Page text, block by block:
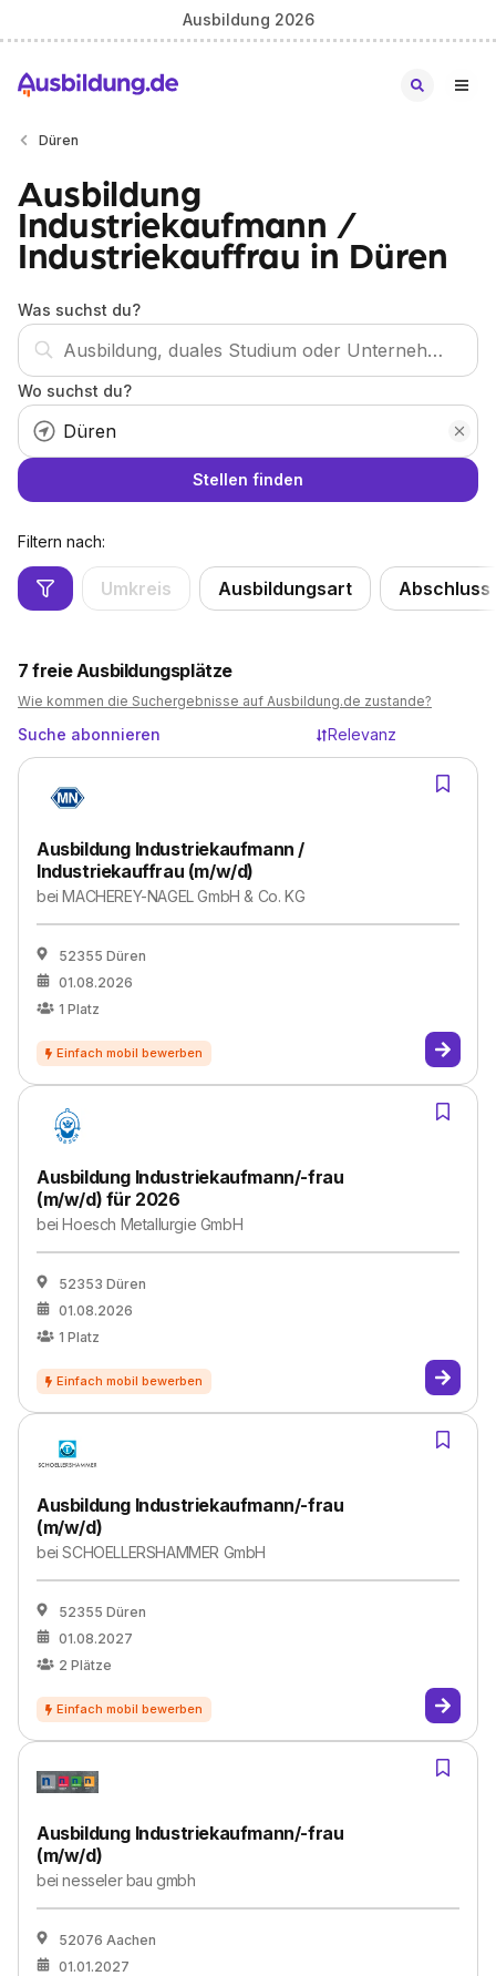
Ausbildung 2026
Düren
Ausbildung
Industriekaufmann /
Industriekauffrau in Düren
Was suchst du?
Wo suchst du?
Stellen finden
Filtern nach:
Umkreis Ausbildungsart Abschluss
7 freie Ausbildungsplätze
Wie kommen die Suchergebnisse auf Ausbildung.de zustande?
Suche abonnieren Relevanz
Ausbildung Industriekaufmann /
Industriekauffrau (m/w/d)
beiMACHEREY-NAGEL GmbH & Co. KG
52355 Düren
01.08.2026
1 Platz
Ausbildung Industriekaufmann/-frau
(m/w/d) für 2026
beiHoesch Metallurgie GmbH
52353 Düren
01.08.2026
1 Platz
Ausbildung Industriekaufmann/-frau
(m/w/d)
beiSCHOELLERSHAMMER GmbH
52355 Düren
01.08.2027
2 Plätze
Ausbildung Industriekaufmann/-frau
(m/w/d)
beinesseler bau gmbh
52076 Aachen
01.01.2027